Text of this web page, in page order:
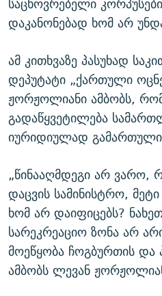
დაკანონებად ხომ არ
ამ კითხვაზე პასუხად
დეპუტატი „ქართული
ჟორჟოლიანი ამბობს,
გადაწყვეტილება
იურიდიულად
„წინააღმდეგი არ ვარო,
დაცვის სამინისტრო,
ხომ არ დაიფიცებს?
სარეკრეაციო ზონა არ
მოეწყობა ჩოგბურთის
ამბობს ლევან